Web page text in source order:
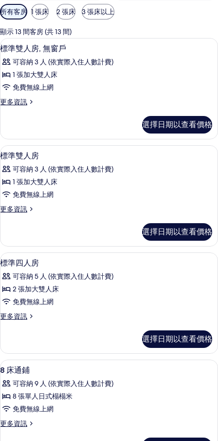
可
用
的
客
房
篩
選
條
所有客房 1 張床 2 張床 3 張床以上
顯示 13 間客房 (共 13 間)
顯
示
標
準
人
無
窗
戶
的
所
有
相
標準雙人房, 無窗戶 | 遮光布/窗簾、
12
標準雙人房, 無窗戶
可容納 3 人 (依實際入住人數計費)
1 張加大雙人床
免費無線上網
更多資訊
更
雙
人
房,
窗
戶
詳
情
選擇日期以查看價格
顯
示
標
準
人
的
所
有
相
片
標準雙人房 | 遮光布/窗簾、隔音、免
9
標準雙人房
可容納 3 人 (依實際入住人數計費)
1 張加大雙人床
免費無線上網
更多資訊
更
雙
人
房
詳
情
選擇日期以查看價格
顯
示
標
準
人
的
所
有
相
片
標準四人房 | 遮光布/窗簾、隔音、免
6
標準四人房
可容納 5 人 (依實際入住人數計費)
2 張加大雙人床
免費無線上網
更多資訊
更
四
人
房
詳
情
選擇日期以查看價格
顯
示
8
床
通
鋪
8 床通鋪 | 遮光布/窗簾、隔音、免費
3
8 床通鋪
可容納 9 人 (依實際入住人數計費)
8 張單人日式榻榻米
免費無線上網
更多資訊
更